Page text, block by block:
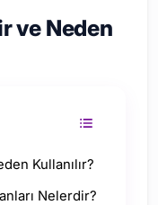
ve Neden
Kullanılır?
Nelerdir?